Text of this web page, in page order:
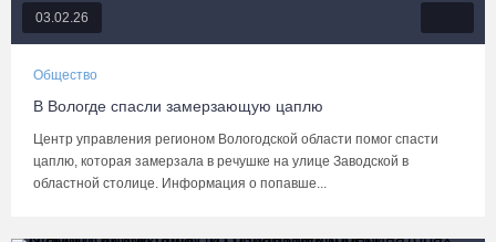
03.02.26
Общество
В Вологде спасли замерзающую цаплю
Центр управления регионом Вологодской области помог спасти
цаплю, которая замерзала в речушке на улице Заводской в
областной столице. Информация о попавше...